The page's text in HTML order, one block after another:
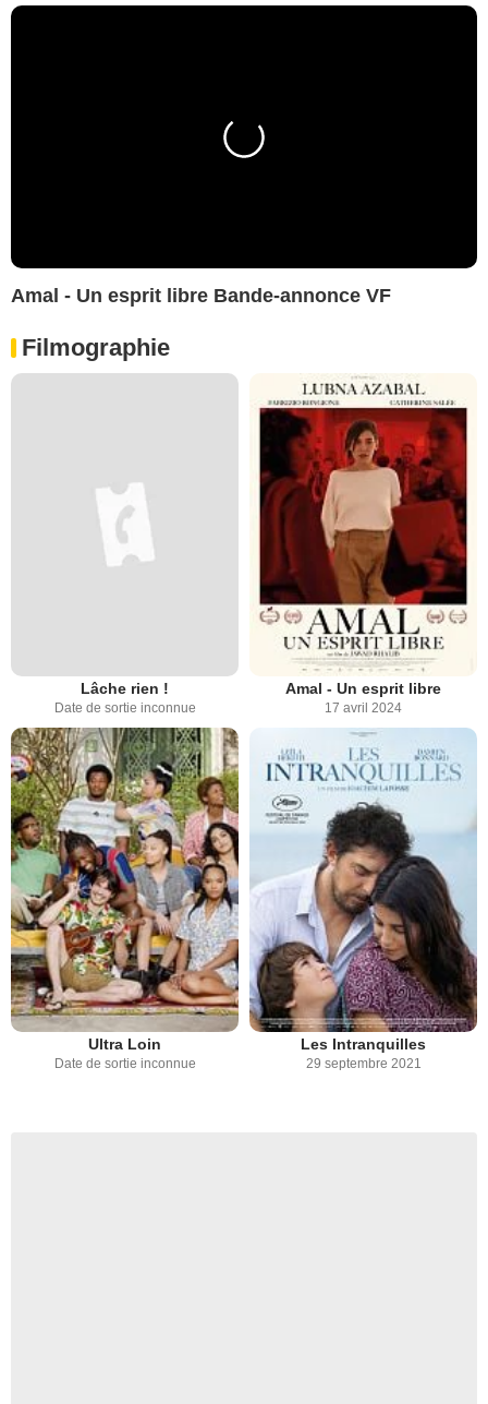
Amal - Un esprit libre Bande-annonce VF
Filmographie
Lâche rien !
Date de sortie inconnue
Amal - Un esprit libre
17 avril 2024
Ultra Loin
Date de sortie inconnue
Les Intranquilles
29 septembre 2021